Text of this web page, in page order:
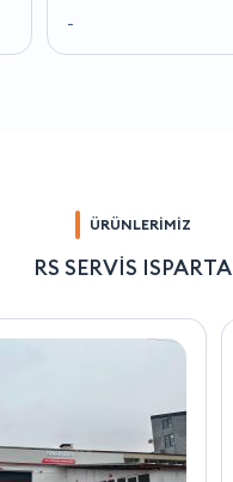
ÜRÜNLERİMİZ
RS SERVİS ISPARTA